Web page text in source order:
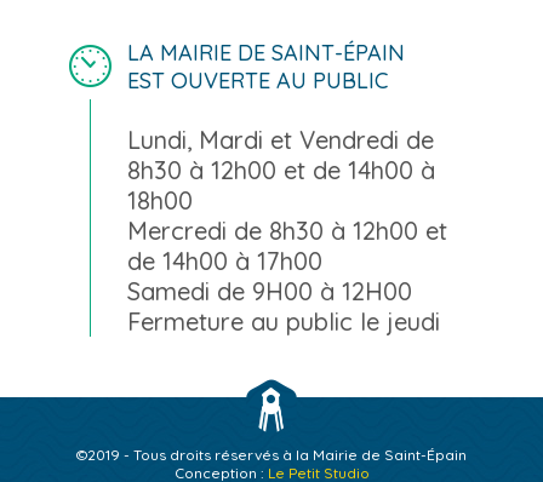
LA MAIRIE DE SAINT-ÉPAIN
EST OUVERTE AU PUBLIC
Lundi, Mardi et Vendredi de
8h30 à 12h00 et de 14h00 à
18h00
Mercredi de 8h30 à 12h00 et
de 14h00 à 17h00
Samedi de 9H00 à 12H00
Fermeture au public le jeudi
©2019 - Tous droits réservés à la Mairie de Saint-Épain
Conception : Le Petit Studio